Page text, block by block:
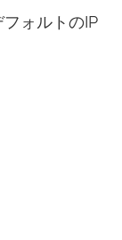
フォルトのIP